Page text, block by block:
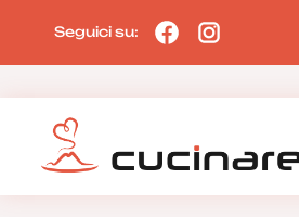
Seguici su: